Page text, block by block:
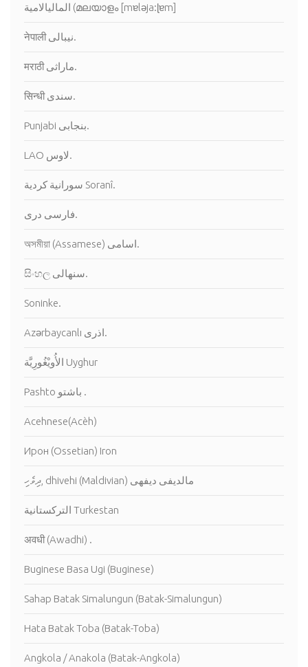
नेपाली نيبالى.
मराठी ماراثى.
सिन्धी سندى.
Punjabi بنجابى.
LAO لاوس.
سورانية كردية Soranî.
فارسى درى.
অসমীয়া (Assamese) اسامى.
සිංහල سنهالى.
Soninke.
Azərbaycanlı اذرى.
الأُويْغُورِيَّة Uyghur
Pashto باشتو .
Acehnese(Acèh)
Ирон (Ossetian) Iron
ދިވެހި, dhivehi (Maldivian) مالديفى ديفهى
التركستانية Turkestan
अवधी (Awadhi) .
Buginese Basa Ugi (Buginese)
Sahap Batak Simalungun (Batak-Simalungun)
Hata Batak Toba (Batak-Toba)
Angkola / Anakola (Batak-Angkola)